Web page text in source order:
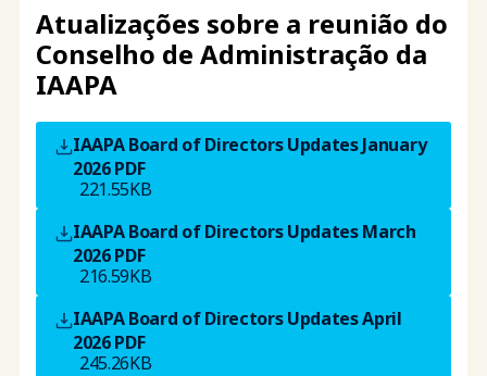
Atualizações sobre a reunião do
Conselho de Administração da
IAAPA
IAAPA Board of Directors Updates January
2026PDF
221.55KB
IAAPA Board of Directors Updates March
2026PDF
216.59KB
IAAPA Board of Directors Updates April
2026PDF
245.26KB